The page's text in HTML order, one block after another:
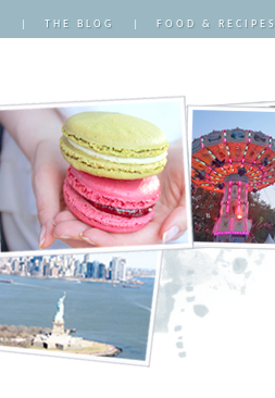
THE BLOG FOOD & RECIPES